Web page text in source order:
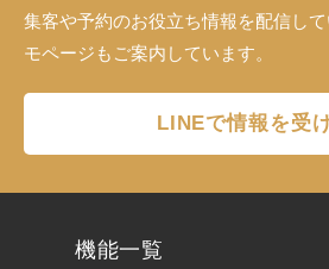
集客や予約のお役立ち情報を配信し
モページもご案内しています。
LINEで情報を受
機能一覧